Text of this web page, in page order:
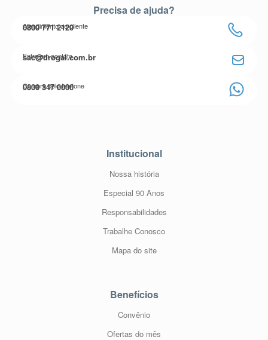
Precisa de ajuda?
Atendimento ao cliente
0800 771 2120
Entre em contato
sac@drogal.com.br
Compre pelo telefone
0800 347 0000
Institucional
Nossa história
Especial 90 Anos
Responsabilidades
Trabalhe Conosco
Mapa do site
Benefícios
Convênio
Ofertas do mês